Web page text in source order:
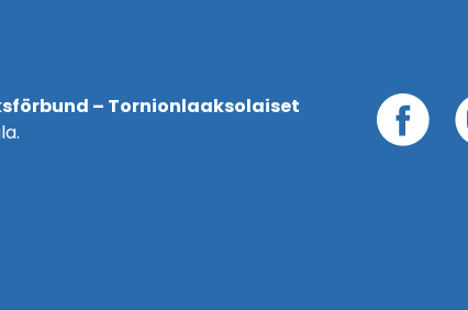
– Tornionlaaksolaiset